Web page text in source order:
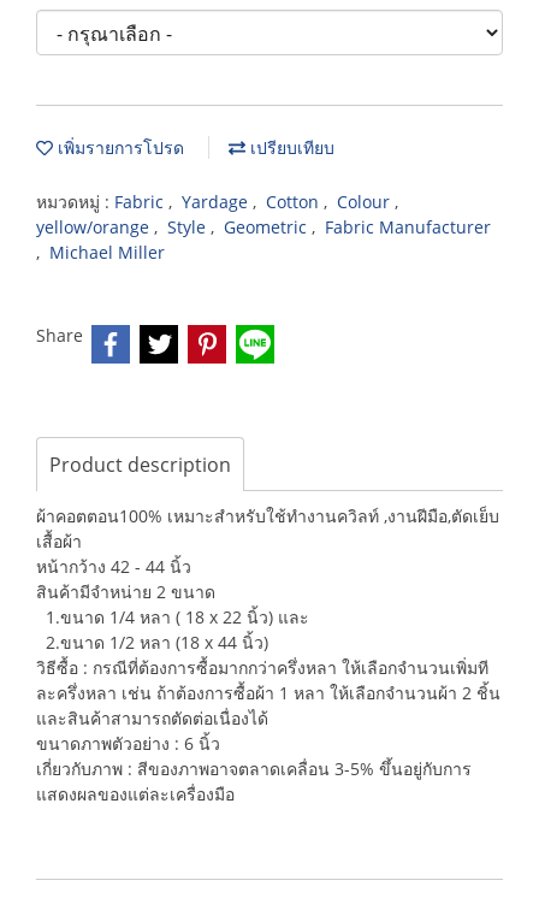
เพิ่มรายการโปรด เปรียบเทียบ
หมวดหมู่ : Fabric , Yardage , Cotton , Colour ,
yellow/orange , Style , Geometric , Fabric Manufacturer
, Michael Miller
Share
Product description
ผ้าคอตตอน100% เหมาะสำหรับใช้ทำงานควิลท์ ,งานฝีมือ,ตัดเย็บ
เสื้อผ้า
หน้ากว้าง 42 - 44 นิ้ว
สินค้ามีจำหน่าย 2 ขนาด
1.ขนาด 1/4 หลา ( 18 x 22 นิ้ว) และ
2.ขนาด 1/2 หลา (18 x 44 นิ้ว)
วิธีซื้อ : กรณีที่ต้องการซื้อมากกว่าครึ่งหลา ให้เลือกจำนวนเพิ่มที
ละครึ่งหลา เช่น ถ้าต้องการซื้อผ้า 1 หลา ให้เลือกจำนวนผ้า 2 ชิ้น
และสินค้าสามารถตัดต่อเนื่องได้
ขนาดภาพตัวอย่าง : 6 นิ้ว
เกี่ยวกับภาพ : สีของภาพอาจตลาดเคลื่อน 3-5% ขึ้นอยู่กับการ
แสดงผลของแต่ละเครื่องมือ